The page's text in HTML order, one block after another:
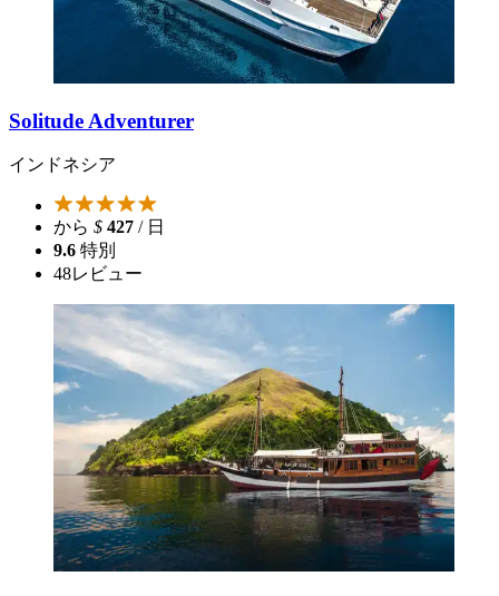
Solitude Adventurer
インドネシア
から $ 427 / 日
9.6 特別
48レビュー